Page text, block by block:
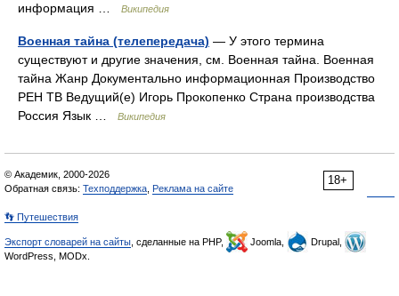
информация …
Википедия
Военная тайна (телепередача) — У этого термина
существуют и другие значения, см. Военная тайна. Военная
тайна Жанр Документально информационная Производство
РЕН ТВ Ведущий(е) Игорь Прокопенко Страна производства
Россия Язык …
Википедия
18+
© Академик, 2000-2026
Обратная связь: Техподдержка Реклама на сайте
👣 Путешествия
Экспорт словарей на сайты , сделанные на PHP, Joomla,
Drupal,
WordPress, MODx.